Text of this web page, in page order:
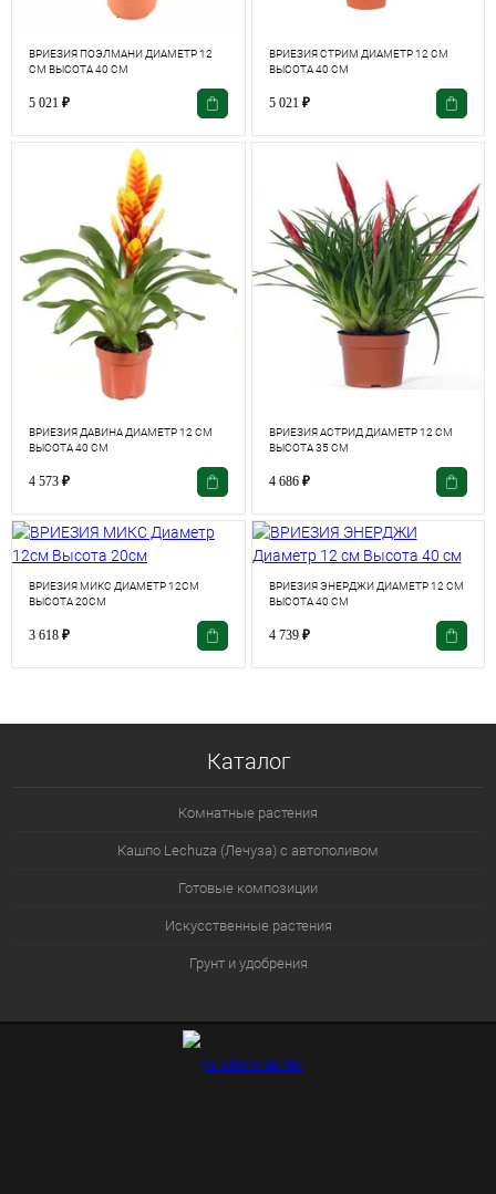
ВРИЕЗИЯ ПОЭЛМАНИ ДИАМЕТР 12
СМ ВЫСОТА 40 СМ
5 021 ₽
ВРИЕЗИЯ СТРИМ ДИАМЕТР 12 СМ
ВЫСОТА 40 СМ
5 021 ₽
ВРИЕЗИЯ ДАВИНА ДИАМЕТР 12 СМ
ВЫСОТА 40 СМ
4 573 ₽
ВРИЕЗИЯ АСТРИД ДИАМЕТР 12 СМ
ВЫСОТА 35 СМ
4 686 ₽
ВРИЕЗИЯ МИКС ДИАМЕТР 12СМ
ВЫСОТА 20СМ
3 618 ₽
ВРИЕЗИЯ ЭНЕРДЖИ ДИАМЕТР 12 СМ
ВЫСОТА 40 СМ
4 739 ₽
Каталог
Комнатные растения
Кашпо Lechuza (Лечуза) с автополивом
Готовые композиции
Искусственные растения
Грунт и удобрения